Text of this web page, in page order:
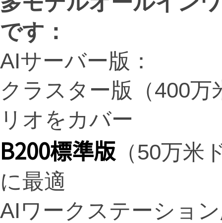
です：
AIサーバー版：
クラスター版（400
リオをカバー
B200標準版（50万米
に最適
AIワークステーショ